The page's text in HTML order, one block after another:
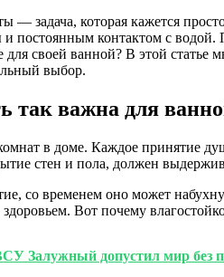
— задача, которая кажется
постоянным контактом с
для своей ванной? В этой
выбор.
так важна для
в доме. Каждое принятие
стен и пола, должен
со временем оно может
Вот почему
Залужный допустил мир без